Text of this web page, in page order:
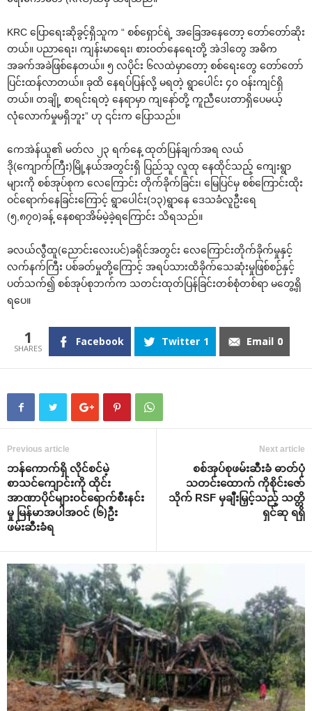
KRC ပြောရေးဆိုခွင့်ရှိသူက “ စစ်ရှောင်ရဲ့ အခြေအနေတော့ တော်တော်ဆိုး
တယ်။ ပညာရေး၊ ကျန်းမာရေး၊ စားဝတ်နေရေးတို့ အဲဒါတွေ အဓိက
အခက်အခဲဖြစ်နေတယ်။ ၅ လပိုင်း ၆လထဲမှာတော့ စစ်ရေးတွေ တော်တော်
ပြင်းထန်လာတယ်။ ခုထိ နေရပ်ပြန်လို့ မရတဲ့ ရွာပေါင်း ၄၀ ဝန်းကျင်ရှိ
တယ်။ တချို့ စာရင်းရတဲ့ နေရာမှာ ကျနော်တို့ ကူညီပေးတာရှိပေမယ့်
လုံလောက်မှုမရှိဘူး” ဟု ၎င်းက ပြောသည်။
ကေအဲန်ယူ၏ မတ်လ ၂၃ ရက်နေ့ ထုတ်ပြန်ချက်အရ လယ်
ဒို(ကျောက်ကြီး)မြို့နယ်အတွင်းရှိ ပြည်သူ လူထု နေထိုင်သည့် ကျေးရွာ
များကို စစ်အုပ်စုက လေကြောင်း တိုက်ခိုက်ခြင်း၊ မြေပြင်မှ စစ်ကြောင်းထိုး
ဝင်ရောက်နေခြင်းကြောင့် ရွာပေါင်း(၁၃)ရွာနေ ဒေသခံလူဦးရေ
(၅,၈၇၀)ခန့် နေစရာအိမ်မဲ့ခဲ့ရကြောင်း သိရသည်။
ခလယ်လွီထူ(ညောင်းလေးပင်)ခရိုင်အတွင်း လေကြောင်းတိုက်ခိုက်မှုနှင့်
လက်နက်ကြီး ပစ်ခတ်မှုတို့ကြောင့် အရပ်သားထိခိုက်သေဆုံးမှုဖြစ်စဉ်နှင့်
ပတ်သက်၍ စစ်အုပ်စုဘက်က သတင်းထုတ်ပြန်ခြင်းတစ်စုံတစ်ရာ မတွေ့ရှိ
ရပေ။
1 Facebook Twitter 1 Email 0
Previous article
ဘန်ကောက်ရှိ လိုင်စင်မဲ့
စာသင်ကျောင်းကို ထိုင်း
အာဏာပိုင်များဝင်ရောက်စီးနင်း
မှု မြန်မာအပါအဝင် (၆)ဦး
ဖမ်းဆီးခံရ
Next article
စစ်အုပ်စုဖမ်းဆီးခံ ဓာတ်ပုံ
သတင်းထောက် ကိုစိုင်းဇော်
သိုက် RSF မှချီးမြှင့်သည့် သတ္တိ
ရှင်ဆု ရရှိ